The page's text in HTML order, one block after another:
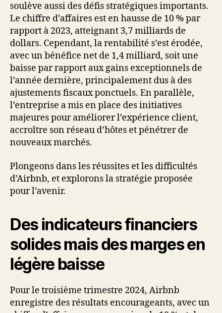
soulève aussi des défis stratégiques importants.
Le chiffre d’affaires est en hausse de 10 % par
rapport à 2023, atteignant 3,7 milliards de
dollars. Cependant, la rentabilité s’est érodée,
avec un bénéfice net de 1,4 milliard, soit une
baisse par rapport aux gains exceptionnels de
l’année dernière, principalement dus à des
ajustements fiscaux ponctuels. En parallèle,
l’entreprise a mis en place des initiatives
majeures pour améliorer l’expérience client,
accroître son réseau d’hôtes et pénétrer de
nouveaux marchés.
Plongeons dans les réussites et les difficultés
d’Airbnb, et explorons la stratégie proposée
pour l’avenir.
Des indicateurs financiers
solides mais des marges en
légère baisse
Pour le troisième trimestre 2024, Airbnb
enregistre des résultats encourageants, avec un